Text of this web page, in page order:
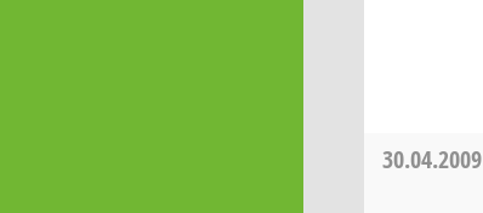
30.04.2009